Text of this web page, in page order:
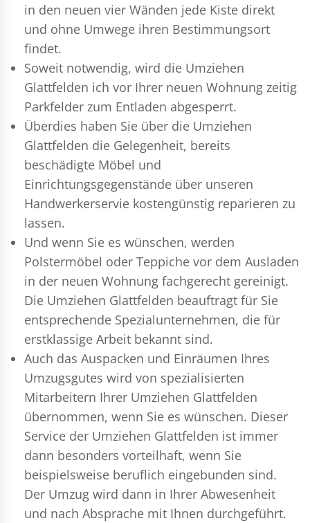
in den neuen vier Wänden jede Kiste direkt
und ohne Umwege ihren Bestimmungsort
findet.
Soweit notwendig, wird die Umziehen
Glattfelden ich vor Ihrer neuen Wohnung zeitig
Parkfelder zum Entladen abgesperrt.
Überdies haben Sie über die Umziehen
Glattfelden die Gelegenheit, bereits
beschädigte Möbel und
Einrichtungsgegenstände über unseren
Handwerkerservie kostengünstig reparieren zu
lassen.
Und wenn Sie es wünschen, werden
Polstermöbel oder Teppiche vor dem Ausladen
in der neuen Wohnung fachgerecht gereinigt.
Die Umziehen Glattfelden beauftragt für Sie
entsprechende Spezialunternehmen, die für
erstklassige Arbeit bekannt sind.
Auch das Auspacken und Einräumen Ihres
Umzugsgutes wird von spezialisierten
Mitarbeitern Ihrer Umziehen Glattfelden
übernommen, wenn Sie es wünschen. Dieser
Service der Umziehen Glattfelden ist immer
dann besonders vorteilhaft, wenn Sie
beispielsweise beruflich eingebunden sind.
Der Umzug wird dann in Ihrer Abwesenheit
und nach Absprache mit Ihnen durchgeführt.